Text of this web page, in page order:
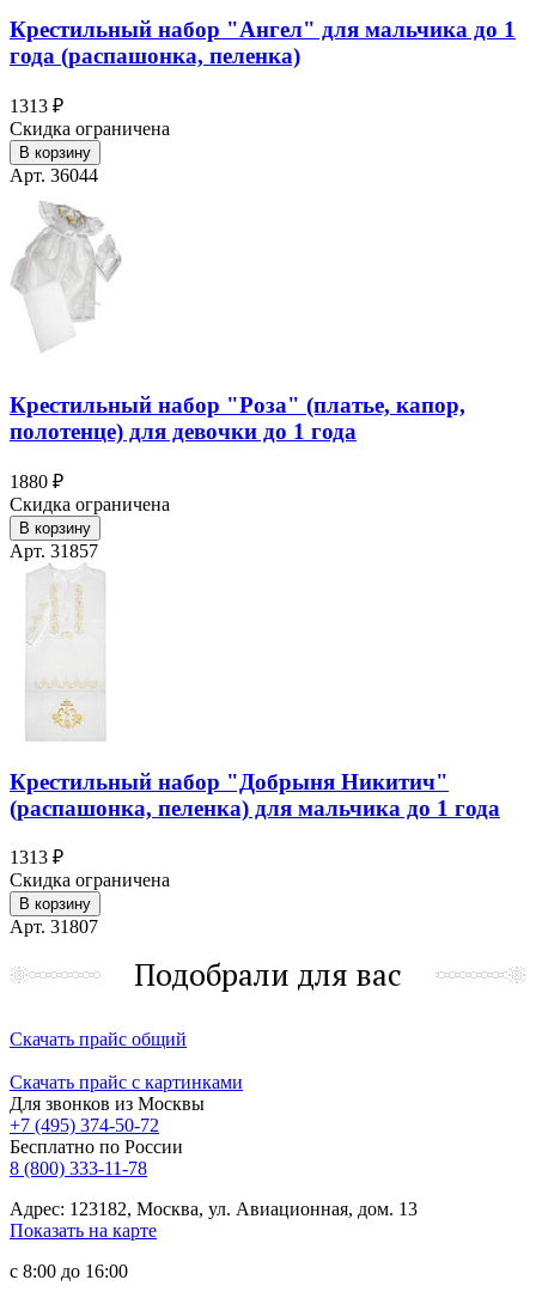
Крестильный набор "Ангел" для мальчика до 1
года (распашонка, пеленка)
1313 ₽
Скидка ограничена
В корзину
Арт. 36044
Крестильный набор "Роза" (платье, капор,
полотенце) для девочки до 1 года
1880 ₽
Скидка ограничена
В корзину
Арт. 31857
Крестильный набор "Добрыня Никитич"
(распашонка, пеленка) для мальчика до 1 года
1313 ₽
Скидка ограничена
В корзину
Арт. 31807
Подобрали для вас
Скачать прайс общий
Скачать прайс с картинками
Для звонков из Москвы
+7 (495) 374-50-72
Бесплатно по России
8 (800) 333-11-78
Адрес: 123182, Москва, ул. Авиационная, дом. 13
Показать на карте
с 8:00 до 16:00